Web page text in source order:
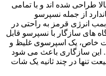
طراحی شده اند و با تمامی
از جمله نسپرسو
انرژی قرمز به راحتی در
های سازگار با نسپرسو قابل
خاص، یک اسپرسوی غلیظ و
این سازگاری باعث می شود
تنها در چند ثانیه یک شات